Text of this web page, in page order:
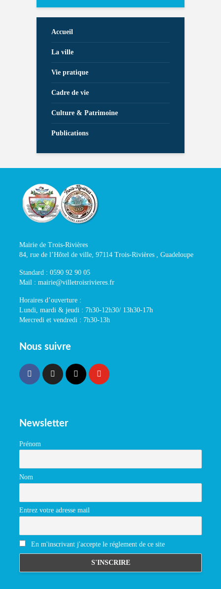
Accueil
La ville
Vie pratique
Cadre de vie
Culture & Patrimoine
Publications
Mairie de Trois-Rivières
84, rue de l’Hôtel de ville, 97114 Trois-Rivières , Guadeloupe
Standard : 0590 92 90 05
Mail : mairie@villetroisrivieres.fr
Horaires d’ouverture :
Lundi, mardi & jeudi : 7h30-12h30/ 13h30-17h
Mercredi et vendredi : 7h30-13h
Nous suivre
Newsletter
Prénom
Nom
Entrez votre adresse mail
En m'inscrivant j'accepte le réglement de ce site